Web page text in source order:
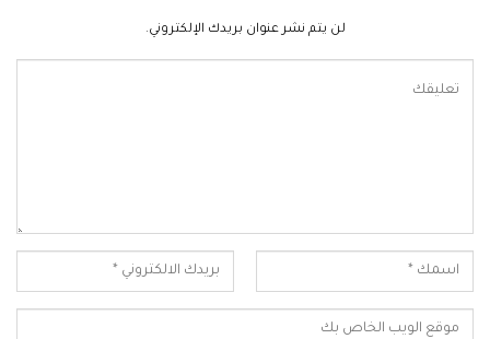
لن يتم نشر عنوان بريدك الإلكتروني.